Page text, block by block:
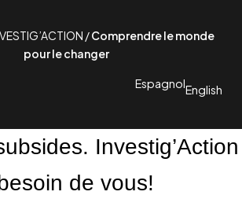
/Comprendre le monde
pour le changer
EspagnolEnglish
Investig’Action
de vous!